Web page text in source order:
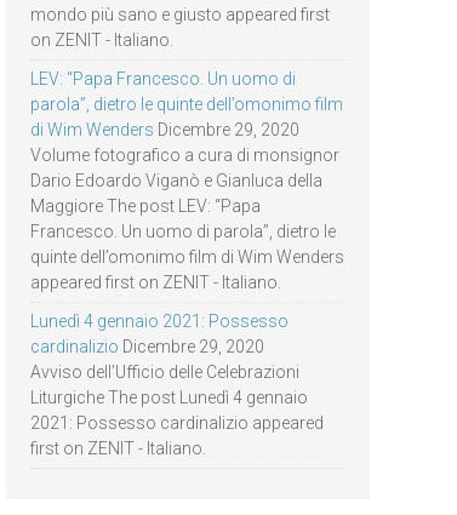
mondo più sano e giusto appeared first
on ZENIT - Italiano.
LEV: “Papa Francesco. Un uomo di
parola”, dietro le quinte dell’omonimo film
di Wim Wenders Dicembre 29, 2020
Volume fotografico a cura di monsignor
Dario Edoardo Viganò e Gianluca della
Maggiore The post LEV: “Papa
Francesco. Un uomo di parola”, dietro le
quinte dell’omonimo film di Wim Wenders
appeared first on ZENIT - Italiano.
Lunedì 4 gennaio 2021: Possesso
cardinalizio Dicembre 29, 2020
Avviso dell’Ufficio delle Celebrazioni
Liturgiche The post Lunedì 4 gennaio
2021: Possesso cardinalizio appeared
first on ZENIT - Italiano.